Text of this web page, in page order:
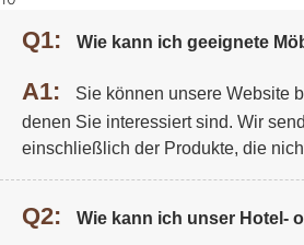
Q1: Wie kann ich geeignete
A1:
Sie können unsere Website
denen Sie interessiert sind. Wir
einschließlich der Produkte, die
Q2: Wie kann ich unser Hotel-